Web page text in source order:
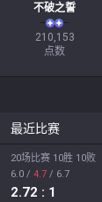
不破之誓
210,153
点数
最近比赛
20场比赛 10胜 10败
6.0 / 4.7 / 6.7
2.72 : 1